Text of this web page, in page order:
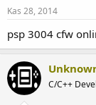
Kas 28, 2014
psp 3004 cfw
C/C++